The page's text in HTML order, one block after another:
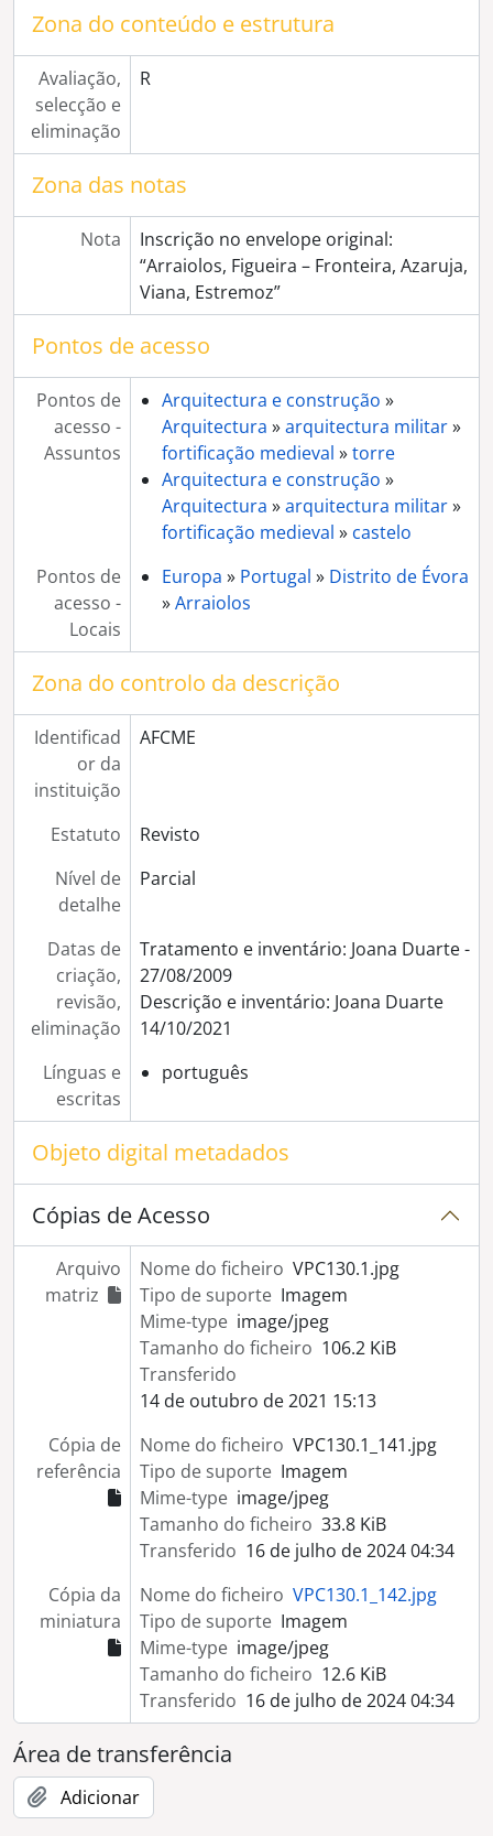
[Série] Fonte dos Amores (perto da Porta da Lagoa)
[Série] Igreja de São Francisco
[Série] Piscinas Municipais de Évora
[Série] Cortejo Histórico
[Série] Casa Garcia de Resende
[Série] Convento e Igreja dos Lóios
[Série] Seminário Maior
[Série] Museu de Évora
[Série] Faiança Alentejana
[Série] Fonte do Rossio de São Brás
[Série] Reprodução de documentos
[Série] Altares de igreja não identificados
[Série] Edificio da Biblioteca Pública de Évora
[Série] Arco de Dona Isabel
[Série] Composição de várias imagens em postal ilustrado
[Coleção] Colecção Francisco Manuel Fialho
[Coleção] Colecção Exposição Rio de Janeiro
[Coleção] Colecção Cavaleiro Ferreira
[Coleção] Colecção Sociedade Harmonia Eborense
[Coleção] Colecção Provas Originais
[Coleção] Colecção Arquivo Corrente
[Coleção] Colecção Ricardo Santos
[Coleção] Colecção Inácio Martinho
[Coleção] Colecção Lopes Fragoso
[Coleção] Colecção Família David
[Coleção] Colecção José Manuel Rodrigues
[Coleção] Colecção Luís Teixeira
[Coleção] Colecção António Cunha
[Coleção] Colecção Arqueologia
[Coleção] Colecção Carlos Tojo
[Coleção] Colecção Elsa Caeiro
[Coleção] Colecção Gérard Castello-Lopes
[Coleção] Colecção Guilherme Silva
Zona do conteúdo e estrutura
Avaliação,
selecção e
eliminação
R
Zona das notas
Nota
Inscrição no envelope original:
“Arraiolos, Figueira – Fronteira, Azaruja,
Viana, Estremoz”
Pontos de acesso
Pontos de
acesso -
Assuntos
Arquitectura e construção »
Arquitectura »arquitectura militar»
fortificação medieval »torre
Arquitectura e construção »
Arquitectura »arquitectura militar»
fortificação medieval » castelo
Pontos de
acesso -
Locais
Europa » Portugal » Distrito de Évora
»Arraiolos
Zona do controlo da descrição
Identificad
or da
instituição
AFCME
Estatuto
Revisto
Nível de
detalhe
Parcial
Datas de
criação,
revisão,
eliminação
Tratamento e inventário: Joana Duarte -
27/08/2009
Descrição e inventário: Joana Duarte
14/10/2021
Línguas e
escritas
português
Objeto digital metadados
Cópias de Acesso
Arquivo
matriz
Nome do ficheiro VPC130.1.jpg
Tipo de suporte Imagem
Mime-type image/jpeg
Tamanho do ficheiro 106.2 KiB
Transferido
14 de outubro de 2021 15:13
Cópia de
referência
Nome do ficheiro VPC130.1_141.jpg
Tipo de suporte Imagem
Mime-type image/jpeg
Tamanho do ficheiro 33.8 KiB
Transferido 16 de julho de 2024 04:34
Cópia da
miniatura
Nome do ficheiro VPC130.1_142.jpg
Tipo de suporte Imagem
Mime-type image/jpeg
Tamanho do ficheiro 12.6 KiB
Transferido 16 de julho de 2024 04:34
Área de transferência
Adicionar